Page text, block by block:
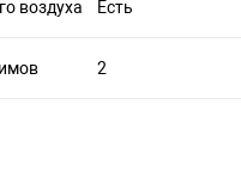
воздуха Есть
2